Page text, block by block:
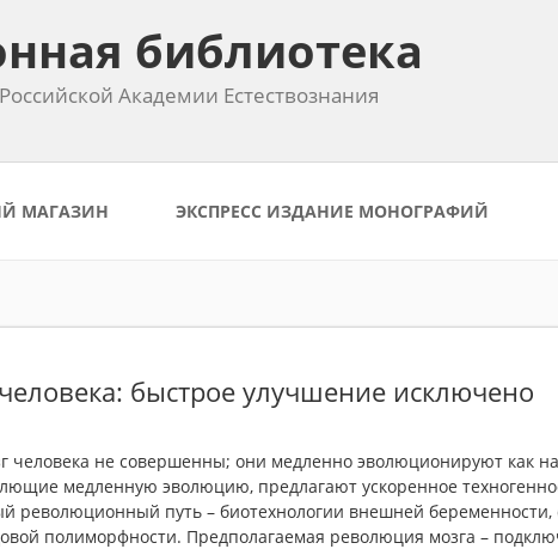
библиотека
Академии Естествознания
МАГАЗИН ЭКСПРЕСС ИЗДАНИЕ МОНОГРАФИЙ
быстрое улучшение исключено
человека не совершенны; они медленно эволюционируют как
медленную эволюцию, предлагают ускоренное
революционный путь – биотехнологии внешней
полиморфности. Предполагаемая революция мозга –